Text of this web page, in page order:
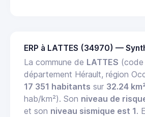
ERP à LATTES (34970) —
La commune de LATTES (code
département Hérault, région
17 351 habitants sur 32.24
hab/km²). Son niveau de
et son niveau sismique est 1.